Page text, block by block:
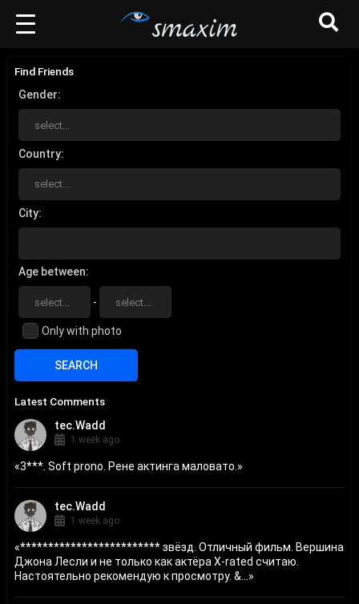
Find Friends
Gender
Country
City
Age between
-
Only with photo
Latest Comments
«3***. Soft prono. Рене актинга маловато. »
tec.Wadd
1 week ago
«************************* звёзд. Отличный фильм. Вершина
Джона Лесли и не только как актёра X-rated считаю.
Настоятельно рекомендую к просмотру. &... »
tec.Wadd
1 week ago